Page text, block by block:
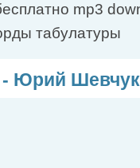
mp3
табулатуры
Юрий Шевчук